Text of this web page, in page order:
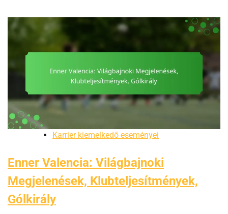
Karrier kiemelkedő eseményei
Enner Valencia: Világbajnoki
Megjelenések, Klubteljesítmények,
Gólkirály